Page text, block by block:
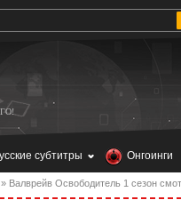
субтитры Онгоинги
» Валврейв Освободитель 1 сезон